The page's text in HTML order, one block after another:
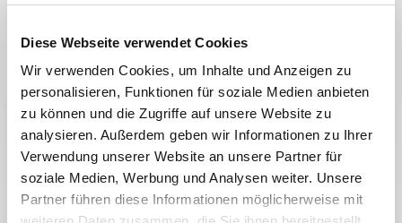
Diese Webseite verwendet Cookies
Wir verwenden Cookies, um Inhalte und Anzeigen zu
personalisieren, Funktionen für soziale Medien anbieten
zu können und die Zugriffe auf unsere Website zu
analysieren. Außerdem geben wir Informationen zu Ihrer
Verwendung unserer Website an unsere Partner für
soziale Medien, Werbung und Analysen weiter. Unsere
Partner führen diese Informationen möglicherweise mit